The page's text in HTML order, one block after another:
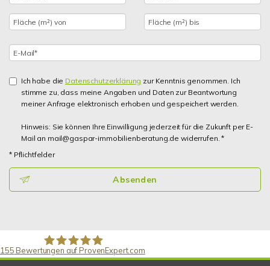
Ich habe die Datenschutzerklärung zur Kenntnis genommen. Ich
stimme zu, dass meine Angaben und Daten zur Beantwortung
meiner Anfrage elektronisch erhoben und gespeichert werden.
Hinweis: Sie können Ihre Einwilligung jederzeit für die Zukunft per E-
Mail an mail@gaspar-immobilienberatung.de widerrufen. *
* Pflichtfelder
Absenden
155 Bewertungen auf ProvenExpert.com